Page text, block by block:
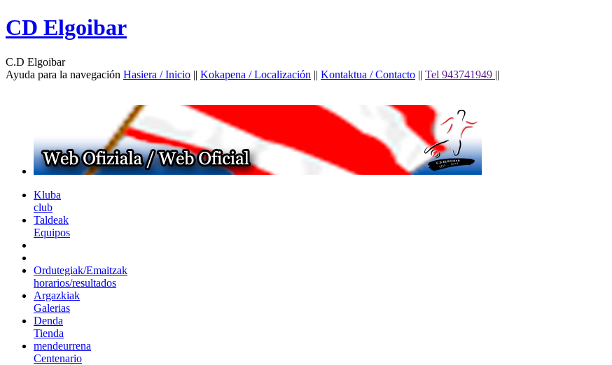
CD Elgoibar
C.D Elgoibar
Ayuda para la navegación Hasiera / Inicio || Kokapena / Localización || Kontaktua / Contacto || Tel 943741949 ||
Kluba
club
Taldeak
Equipos
Ordutegiak/Emaitzak
horarios/resultados
Argazkiak
Galerias
Denda
Tienda
mendeurrena
Centenario